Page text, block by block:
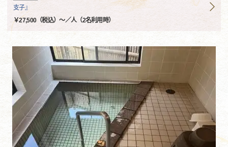
支子』
￥27,500（税込）～／人（2名利用時）